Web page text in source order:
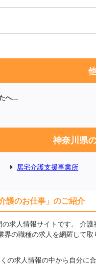
へ…
神奈川県
居宅介護支援事業所
護のお仕事」のご紹介
の求人情報サイトです。 介
界の職種の求人を網羅して
の求人情報の中から自分に合